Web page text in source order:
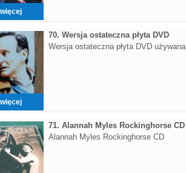
70. Wersja ostateczna płyta DVD
Wersja ostateczna płyta DVD używana
71. Alannah Myles Rockinghorse CD
Alannah Myles Rockinghorse CD